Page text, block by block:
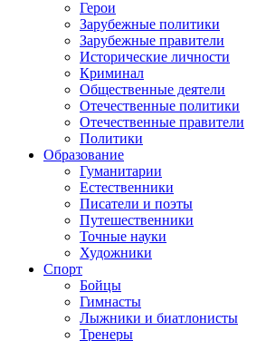
Герои
Зарубежные политики
Зарубежные правители
Исторические личности
Криминал
Общественные деятели
Отечественные политики
Отечественные правители
Политики
Образование
Гуманитарии
Естественники
Писатели и поэты
Путешественники
Точные науки
Художники
Спорт
Бойцы
Гимнасты
Лыжники и биатлонисты
Тренеры